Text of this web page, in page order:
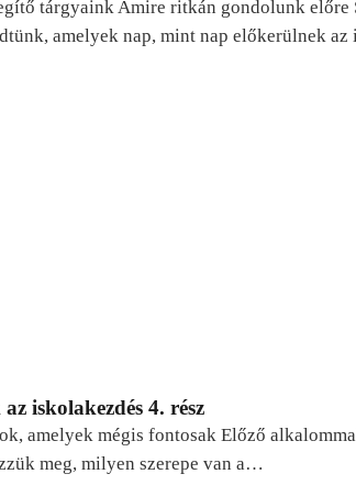
tárgyaink Amire ritkán gondolunk előre
amelyek nap, mint nap előkerülnek
iskolakezdés 4. rész
amelyek mégis fontosak Előző
meg, milyen szerepe van a…